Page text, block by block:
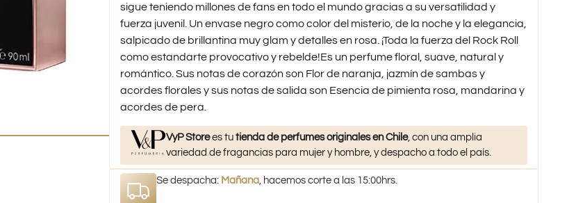
sigue teniendo millones de fans en todo el mundo gracias a su versatilidad y
fuerza juvenil. Un envase negro como color del misterio, de la noche y la elegancia,
salpicado de brillantina muy glam y detalles en rosa. ¡Toda la fuerza del Rock Roll
como estandarte provocativo y rebelde!Es un perfume floral, suave, natural y
romántico. Sus notas de corazón son Flor de naranja, jazmín de sambas y
acordes florales y sus notas de salida son Esencia de pimienta rosa, mandarina y
acordes de pera.
VyP Storees tutienda de perfumes originales en Chile, con una amplia
variedad de fragancias para mujer y hombre, y despacho a todo el país.
Se despacha: Mañana , hacemos corte a las 15:00hrs.